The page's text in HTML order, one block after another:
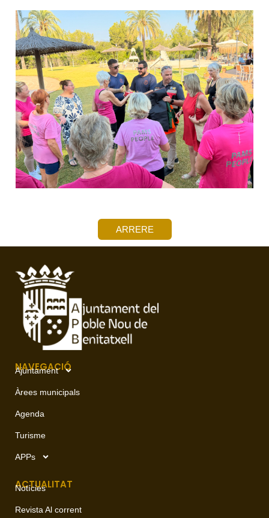
ARRERE
NAVEGACIÓ
Ajuntament
Àrees municipals
Agenda
Turisme
APPs
ACTUALITAT
Notícies
Revista Al corrent